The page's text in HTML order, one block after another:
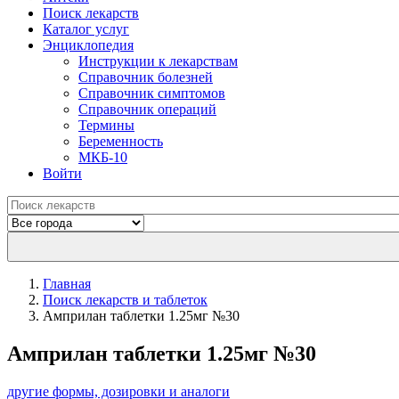
Поиск лекарств
Каталог услуг
Энциклопедия
Инструкции к лекарствам
Справочник болезней
Справочник симптомов
Справочник операций
Термины
Беременность
МКБ-10
Войти
Главная
Поиск лекарств и таблеток
Амприлан таблетки 1.25мг №30
Амприлан таблетки 1.25мг №30
другие формы, дозировки и аналоги